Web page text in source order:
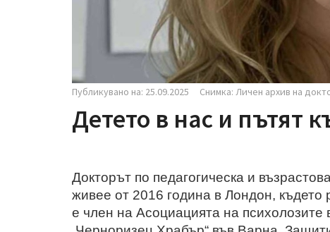
Публикувано на: 25.09.2025 Снимка: Личен архив на
Детето в нас и пътят
Докторът по педагогическа и
живее от 2016 година в Лондон, където
е член на Асоциацията на